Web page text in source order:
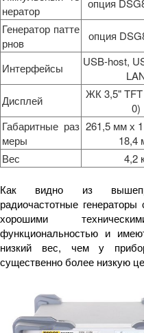
нератор
опция
Генератор патте
рнов
опция
Интерфейсы
USB-host,
Дисплей
ЖК 3,5" TFT
0)
Габаритные раз
меры
261,5 мм х
18,4
Вес
4,2
Как видно из
радиочастотные
хорошими
функциональностью и
низкий вес, чем у
существенно более низкую